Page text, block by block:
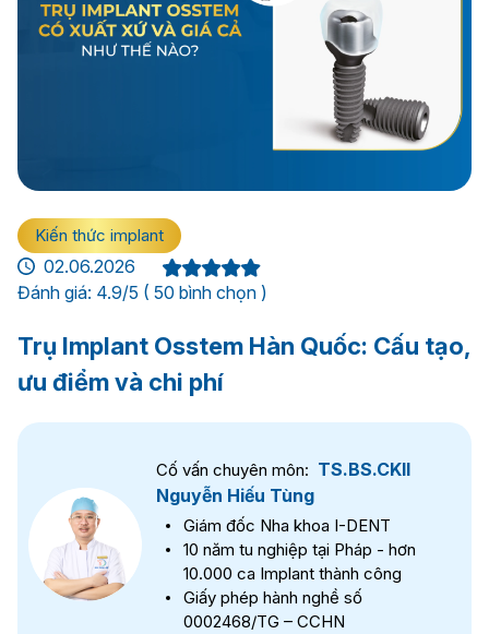
Kiến thức implant
02.06.2026
Đánh giá: 4.9/5 ( 50 bình chọn )
Trụ Implant Osstem Hàn Quốc: Cấu tạo,
ưu điểm và chi phí
Cố vấn chuyên môn: TS.BS.CKII
Nguyễn Hiếu Tùng
Giám đốc Nha khoa I-DENT
10 năm tu nghiệp tại Pháp - hơn
10.000 ca Implant thành công
Giấy phép hành nghề số
0002468/TG – CCHN